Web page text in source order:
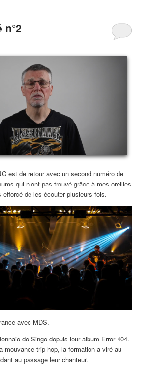
n°2
est de retour avec un second numéro de
qui n’ont pas trouvé grâce à mes oreilles
efforcé de les écouter plusieurs fois.
avec MDS.
de Singe depuis leur album Error 404.
mouvance trip-hop, la formation a viré au
au passage leur chanteur.